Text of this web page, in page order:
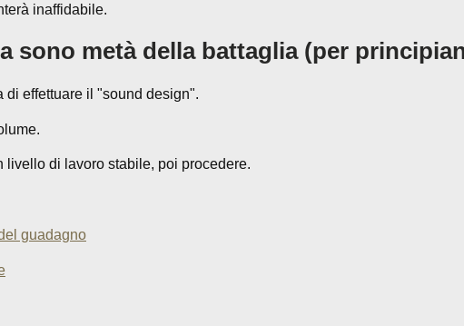
inaffidabile.
sono metà della battaglia (per
di effettuare il "sound design".
livello di lavoro stabile, poi procedere.
guadagno